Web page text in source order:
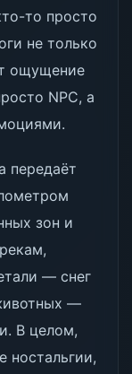
то просто
не только
ощущение
NPC, а
передаёт
зон и
— снег
—
В целом,
ностальгии,